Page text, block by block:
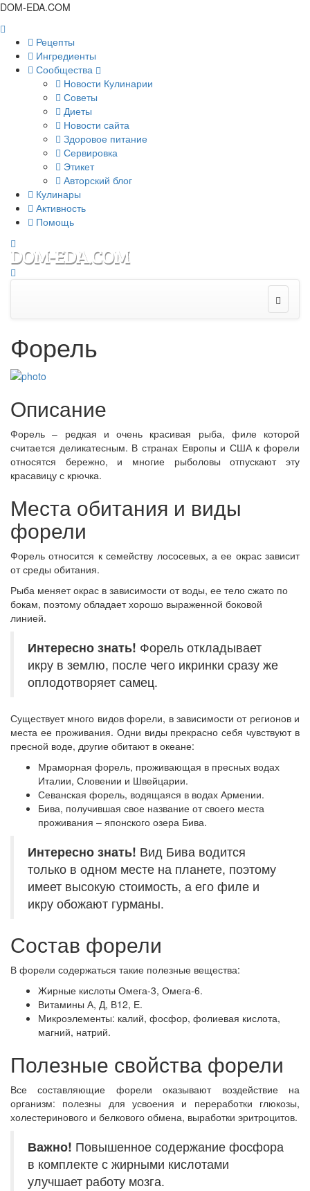
DOM-EDA.COM
Рецепты
Ингредиенты
Сообщества
Новости Кулинарии
Советы
Диеты
Новости сайта
Здоровое питание
Сервировка
Этикет
Авторский блог
Кулинары
Активность
Помощь
Форель
Описание
Форель – редкая и очень красивая рыба, филе которой
считается деликатесным. В странах Европы и США к форели
относятся бережно, и многие рыболовы отпускают эту
красавицу с крючка.
Места обитания и виды
форели
Форель относится к семейству лососевых, а ее окрас зависит
от среды обитания.
Рыба меняет окрас в зависимости от воды, ее тело сжато по
бокам, поэтому обладает хорошо выраженной боковой
линией.
Интересно знать! Форель откладывает
икру в землю, после чего икринки сразу же
оплодотворяет самец.
Существует много видов форели, в зависимости от регионов и
места ее проживания. Одни виды прекрасно себя чувствуют в
пресной воде, другие обитают в океане:
Мраморная форель, проживающая в пресных водах
Италии, Словении и Швейцарии.
Севанская форель, водящаяся в водах Армении.
Бива, получившая свое название от своего места
проживания – японского озера Бива.
Интересно знать! Вид Бива водится
только в одном месте на планете, поэтому
имеет высокую стоимость, а его филе и
икру обожают гурманы.
Состав форели
В форели содержаться такие полезные вещества:
Жирные кислоты Омега-3, Омега-6.
Витамины А, Д, В12, Е.
Микроэлементы: калий, фосфор, фолиевая кислота,
магний, натрий.
Полезные свойства форели
Все составляющие форели оказывают воздействие на
организм: полезны для усвоения и переработки глюкозы,
холестеринового и белкового обмена, выработки эритроцитов.
Важно! Повышенное содержание фосфора
в комплекте с жирными кислотами
улучшает работу мозга.